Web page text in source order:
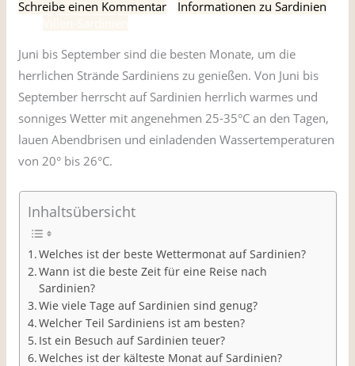
Schreibe einen Kommentar Informationen zu Sardinien
Juni bis September sind die besten Monate, um die
herrlichen Strände Sardiniens zu genießen. Von Juni bis
September herrscht auf Sardinien herrlich warmes und
sonniges Wetter mit angenehmen 25-35°C an den Tagen,
lauen Abendbrisen und einladenden Wassertemperaturen
von 20° bis 26°C.
Inhaltsübersicht
Welches ist der beste Wettermonat auf Sardinien?
Wann ist die beste Zeit für eine Reise nach
Sardinien?
Wie viele Tage auf Sardinien sind genug?
Welcher Teil Sardiniens ist am besten?
Ist ein Besuch auf Sardinien teuer?
Welches ist der kälteste Monat auf Sardinien?